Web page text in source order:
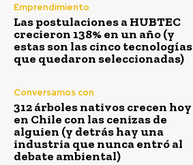
Emprendimiento
Las postulaciones a HUBTEC
crecieron 138% en un año (y
estas son las cinco tecnologías
que quedaron seleccionadas)
Conversamos con
312 árboles nativos crecen hoy
en Chile con las cenizas de
alguien (y detrás hay una
industria que nunca entró al
debate ambiental)